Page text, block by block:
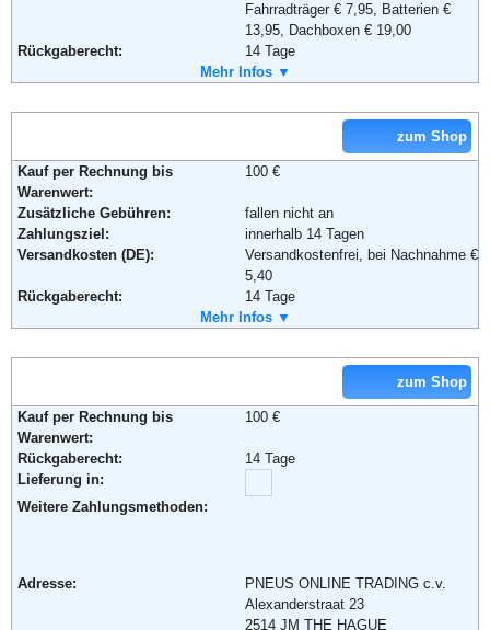
Fahrradträger € 7,95, Batterien €
13,95, Dachboxen € 19,00
Rückgaberecht:
14 Tage
Ja
Lieferung in:
Mehr Infos ▼
zum Shop
Kauf per Rechnung bis
Warenwert:
100 €
Zusätzliche Gebühren:
fallen nicht an
Zahlungsziel:
innerhalb 14 Tagen
Versandkosten (DE):
Versandkostenfrei, bei Nachnahme €
5,40
Rückgaberecht:
14 Tage
Ja
Lieferung in:
Adresse:
KB KfZ-Teile Internet Vertriebs
Email:
info@kb-kfzteile.de
AGB
Mehr Infos ▼
zum Shop
Kauf per Rechnung bis
Warenwert:
100 €
Rückgaberecht:
14 Tage
Lieferung in:
Weitere Zahlungsmethoden:
Adresse:
PNEUS ONLINE TRADING c.v.
Alexanderstraat 23
2514 JM THE HAGUE